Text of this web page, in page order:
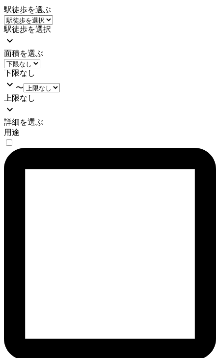
駅徒歩を選ぶ
駅徒歩を選択
面積を選ぶ
下限なし
〜
上限なし
詳細を選ぶ
用途